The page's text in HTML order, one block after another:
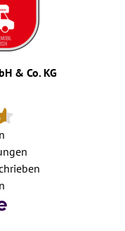
& Co. KG